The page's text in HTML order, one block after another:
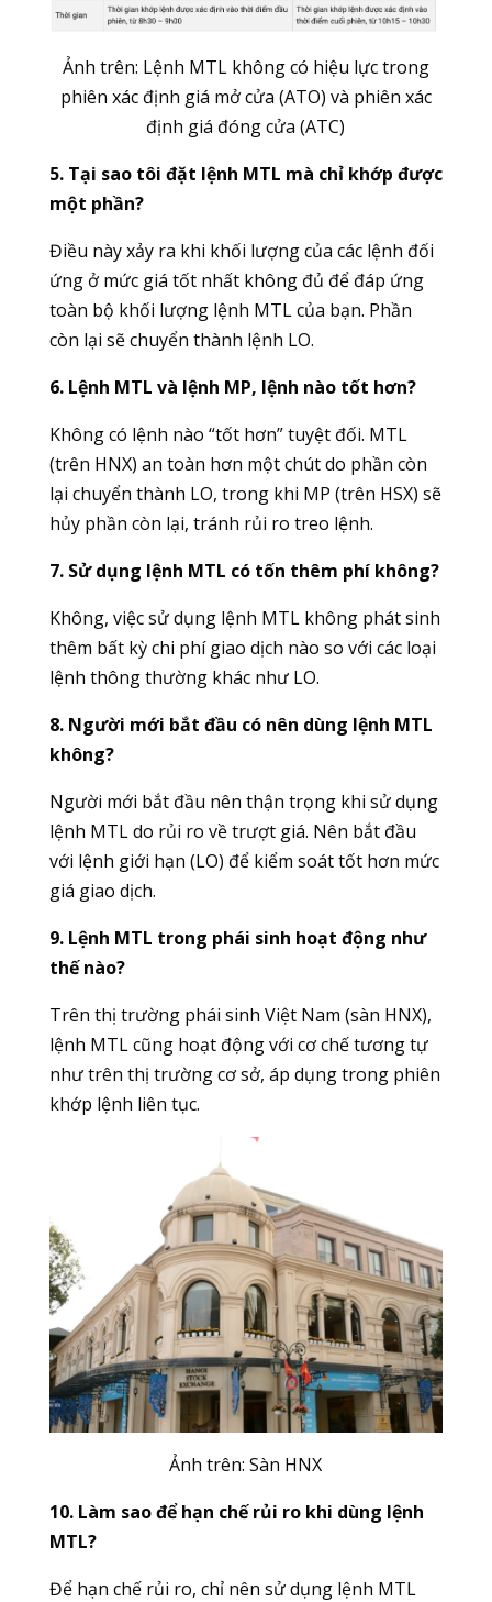
Ảnh trên: Lệnh MTL không có hiệu lực trong
phiên xác định giá mở cửa (ATO) và phiên xác
định giá đóng cửa (ATC)
5. Tại sao tôi đặt lệnh MTL mà chỉ khớp được
một phần?
Điều này xảy ra khi khối lượng của các lệnh đối
ứng ở mức giá tốt nhất không đủ để đáp ứng
toàn bộ khối lượng lệnh MTL của bạn. Phần
còn lại sẽ chuyển thành lệnh LO.
6. Lệnh MTL và lệnh MP, lệnh nào tốt hơn?
Không có lệnh nào “tốt hơn” tuyệt đối. MTL
(trên HNX) an toàn hơn một chút do phần còn
lại chuyển thành LO, trong khi MP (trên HSX) sẽ
hủy phần còn lại, tránh rủi ro treo lệnh.
7. Sử dụng lệnh MTL có tốn thêm phí không?
Không, việc sử dụng lệnh MTL không phát sinh
thêm bất kỳ chi phí giao dịch nào so với các loại
lệnh thông thường khác như LO.
8. Người mới bắt đầu có nên dùng lệnh MTL
không?
Người mới bắt đầu nên thận trọng khi sử dụng
lệnh MTL do rủi ro về trượt giá. Nên bắt đầu
với lệnh giới hạn (LO) để kiểm soát tốt hơn mức
giá giao dịch.
9. Lệnh MTL trong phái sinh hoạt động như
thế nào?
Trên thị trường phái sinh Việt Nam (sàn HNX),
lệnh MTL cũng hoạt động với cơ chế tương tự
như trên thị trường cơ sở, áp dụng trong phiên
khớp lệnh liên tục.
Ảnh trên: Sàn HNX
10. Làm sao để hạn chế rủi ro khi dùng lệnh
MTL?
Để hạn chế rủi ro, chỉ nên sử dụng lệnh MTL